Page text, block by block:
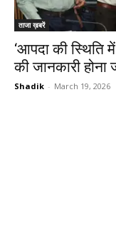
ताजा ख़बरें
‘आपदा की स्थिति
की जानकारी होना
Shadik - March 19, 2026